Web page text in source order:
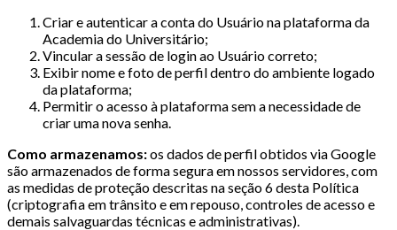
Criar e autenticar a conta do Usuário na plataforma da
Academia do Universitário;
Vincular a sessão de login ao Usuário correto;
Exibir nome e foto de perfil dentro do ambiente logado
da plataforma;
Permitir o acesso à plataforma sem a necessidade de
criar uma nova senha.
Como armazenamos:os dados de perfil obtidos via Google
são armazenados de forma segura em nossos servidores, com
as medidas de proteção descritas na seção 6 desta Política
(criptografia em trânsito e em repouso, controles de acesso e
demais salvaguardas técnicas e administrativas).